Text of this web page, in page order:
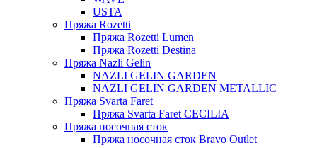
USTA
Пряжа Rozetti
Пряжа Rozetti Lumen
Пряжа Rozetti Destina
Пряжа Nazli Gelin
NAZLI GELIN GARDEN
NAZLI GELIN GARDEN METALLIC
Пряжа Svarta Faret
Пряжа Svarta Faret CECILIA
Пряжа носочная сток
Пряжа носочная сток Bravo Outlet